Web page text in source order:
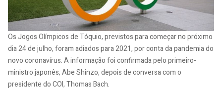
Os Jogos Olímpicos de Tóquio, previstos para começar no próximo
dia 24 de julho, foram adiados para 2021, por conta da pandemia do
novo coronavírus. A informação foi confirmada pelo primeiro-
ministro japonês, Abe Shinzo, depois de conversa com o
presidente do COI, Thomas Bach.